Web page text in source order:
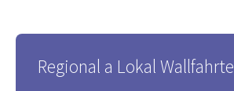
Regional a Lokal Wallfahrte